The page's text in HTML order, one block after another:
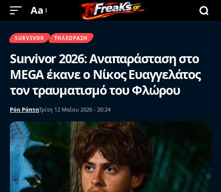
Aa
SURVIVOR ΤΗΛΕΌΡΑΣΗ
Survivor 2026: Αναπαράσταση στο
MEGA έκανε ο Νίκος Ευαγγελάτος
τον τραυματισμό του Φλώρου
Ρόη ΡάπτηΤρίτη 12 Μαΐου 2026 - 20:24